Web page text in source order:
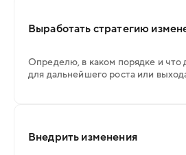
Выработать стратегию
Определю, в каком порядке и что
для дальнейшего роста или
Внедрить изменения